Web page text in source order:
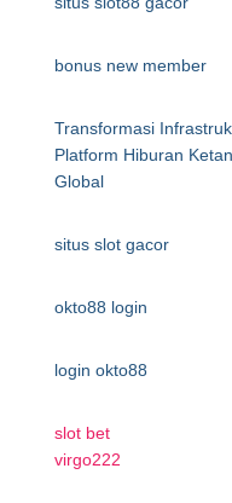
bonus new member
Transformasi
Platform Hiburan
Global
situs slot gacor
okto88 login
login okto88
slot bet
virgo222